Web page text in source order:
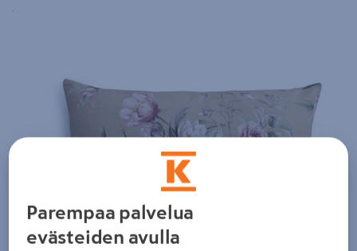
Yksityiskohtainen kuvaus löytyy Tuotteen kuvaus -
Parempaa palvelua
evästeiden avulla